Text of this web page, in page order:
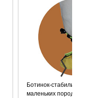
Ботинок-стабилизатор для
маленьких пород для